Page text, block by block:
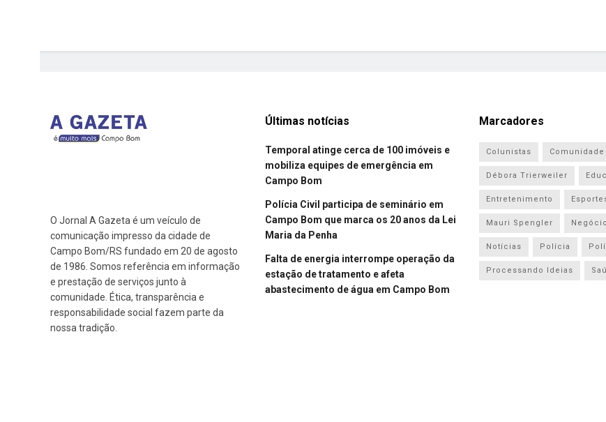
O Jornal A Gazeta é um veículo de
comunicação impresso da cidade de
Campo Bom/RS fundado em 20 de agosto
de 1986. Somos referência em informação
e prestação de serviços junto à
comunidade. Ética, transparência e
responsabilidade social fazem parte da
nossa tradição.
Últimas notícias
Temporal atinge cerca de 100 imóveis e
mobiliza equipes de emergência em
Campo Bom
Polícia Civil participa de seminário em
Campo Bom que marca os 20 anos da Lei
Maria da Penha
Falta de energia interrompe operação da
estação de tratamento e afeta
abastecimento de água em Campo Bom
Marcadores
Colunistas Comunidade
Débora Trierweiler
Entretenimento
Mauri Spengler
Notícias Polícia
Processando Ideias